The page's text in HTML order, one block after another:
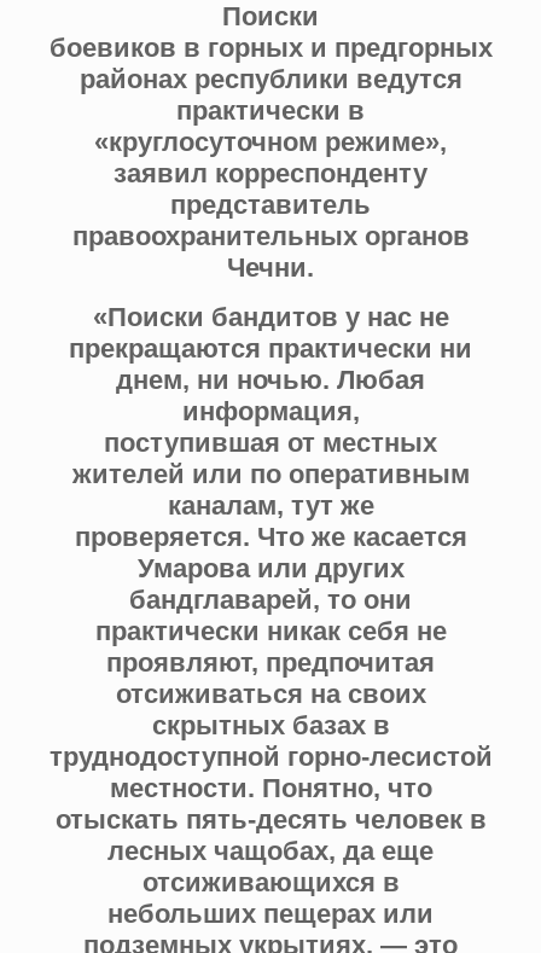
Поиски
боевиков в горных и предгорных
районах республики ведутся
практически в
«круглосуточном режиме»,
заявил корреспонденту
представитель
правоохранительных органов
Чечни.
«Поиски бандитов у нас не
прекращаются практически ни
днем, ни ночью. Любая
информация,
поступившая от местных
жителей или по оперативным
каналам, тут же
проверяется. Что же касается
Умарова или других
бандглаварей, то они
практически никак себя не
проявляют, предпочитая
отсиживаться на своих
скрытных базах в
труднодоступной горно-лесистой
местности. Понятно, что
отыскать пять-десять человек в
лесных чащобах, да еще
отсиживающихся в
небольших пещерах или
подземных укрытиях, — это